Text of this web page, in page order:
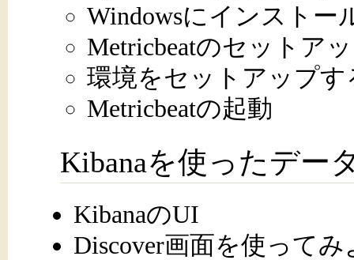
Windowsにインストー
Metricbeatのセットア
環境をセットアップす
Metricbeatの起動
Kibanaを使ったデー
KibanaのUI
Discover画面を使って